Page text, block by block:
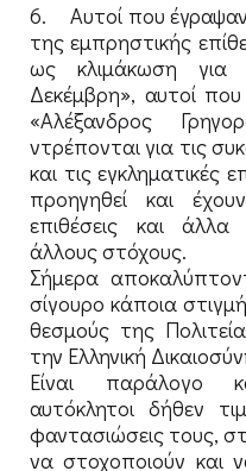
6. Αυτοί που
της εμπρηστικής
ως κλιμάκωση για
Δεκέμβρη», αυτοί
«Αλέξανδρος
ντρέπονται για τις
και τις εγκληματικές
προηγηθεί και
επιθέσεις και άλλα
άλλους στόχους.
Σήμερα
σίγουρο κάποια
θεσμούς της
την Ελληνική
Είναι παράλογο
αυτόκλητοι δήθεν
φαντασιώσεις τους,
να στοχοποιούν και